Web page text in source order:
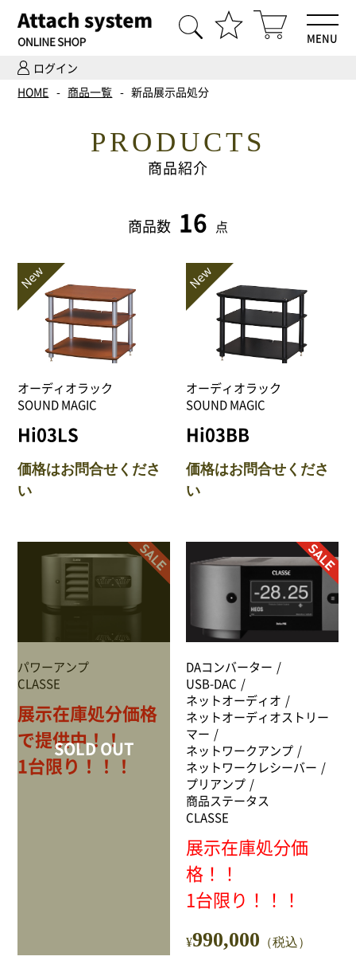
ログイン
MENU
HOME
Hi-Fiオーディオ試聴
ご依頼までの流れ
会社案内
NEWS
Attach system公式サイト
会員登録
マイアカウント
ご利用ガイド
特定商取引法に基づく表記
プライバシーポリシー
サイトポリシー
0568-37-4757
【営業時間】9:30～18:00
HOME 商品一覧 新品展示品処分
PRODUCTS
商品紹介
商品数 16 点
オーディオラック
SOUND MAGIC
Hi03LS
価格はお問合せくださ
い
オーディオラック
SOUND MAGIC
Hi03BB
価格はお問合せくださ
い
パワーアンプ
CLASSE
展示在庫処分価格
で提供中！！
1台限り！！！
SOLD OUT
DAコンバーター
USB-DAC
ネットオーディオ
ネットオーディオストリー
マー
ネットワークアンプ
ネットワークレシーバー
プリアンプ
商品ステータス
CLASSE
展示在庫処分価
格！！
1台限り！！！
¥990,000 （税込）